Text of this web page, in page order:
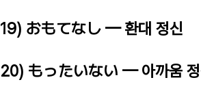
19) おもてなし — 환대 정신
20) もったいない — 아까움